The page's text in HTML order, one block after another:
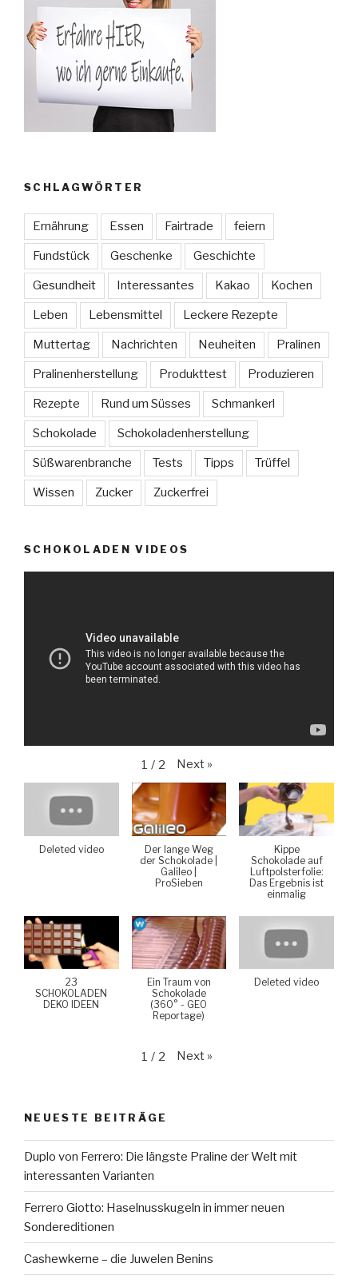
SCHLAGWÖRTER
Ernährung Essen Fairtrade feiern
Fundstück Geschenke Geschichte
Gesundheit Interessantes Kakao Kochen
Leben Lebensmittel Leckere Rezepte
Muttertag Nachrichten Neuheiten Pralinen
Pralinenherstellung Produkttest Produzieren
Rezepte Rund um Süsses Schmankerl
Schokolade Schokoladenherstellung
Süßwarenbranche Tests Tipps Trüffel
Wissen Zucker Zuckerfrei
SCHOKOLADEN VIDEOS
1 / 2 Next »
Deleted video
Der lange Weg
der Schokolade |
Galileo |
ProSieben
Kippe
Schokolade auf
Luftpolsterfolie:
Das Ergebnis ist
einmalig
23
SCHOKOLADEN
DEKO IDEEN
Ein Traum von
Schokolade
(360° - GEO
Reportage)
Deleted video
1 / 2 Next »
NEUESTE BEITRÄGE
Duplo von Ferrero: Die längste Praline der Welt mit
interessanten Varianten
Ferrero Giotto: Haselnusskugeln in immer neuen
Sondereditionen
Cashewkerne – die Juwelen Benins